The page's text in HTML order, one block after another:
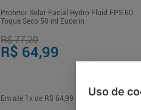
Uso de
Protetor Solar Facial Hydro Fluid FPS 60
Toque Seco 50 ml Eucerin
R$ 77,20
R$ 64,99
Em até 1x de R$ 64,99 sem juros